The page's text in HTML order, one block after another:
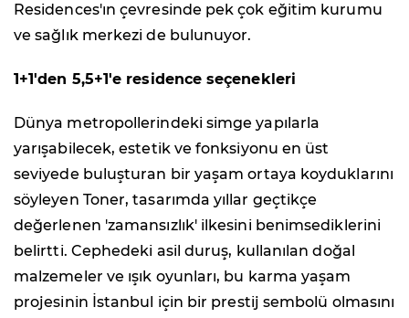
Residences'ın çevresinde pek çok eğitim kurumu
ve sağlık merkezi de bulunuyor.
1+1'den 5,5+1'e residence seçenekleri
Dünya metropollerindeki simge yapılarla
yarışabilecek, estetik ve fonksiyonu en üst
seviyede buluşturan bir yaşam ortaya koyduklarını
söyleyen Toner, tasarımda yıllar geçtikçe
değerlenen 'zamansızlık' ilkesini benimsediklerini
belirtti. Cephedeki asil duruş, kullanılan doğal
malzemeler ve ışık oyunları, bu karma yaşam
projesinin İstanbul için bir prestij sembolü olmasını